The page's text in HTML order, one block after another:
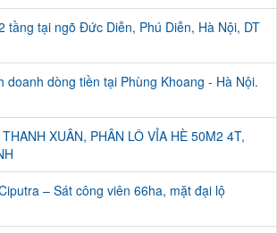
tầng tại ngõ Đức Diễn, Phú Diễn, Hà Nội, DT
doanh dòng tiền tại Phùng Khoang - Hà Nội.
XUÂN, PHÂN LÔ VỈA HÈ 50M2 4T,
– Sát công viên 66ha, mặt đại lộ